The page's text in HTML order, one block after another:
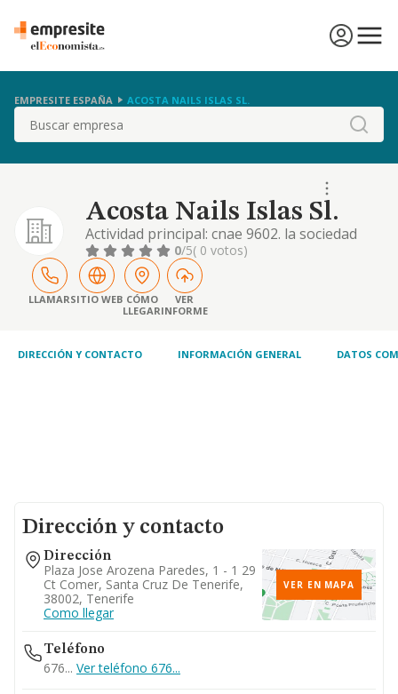
EMPRESITE ESPAÑA ACOSTA NAILS ISLAS SL.
Buscar
Acosta Nails Islas Sl.
Actividad principal: cnae 9602. la sociedad
tiene por objeto la instalación y explotación
de todo tipo de centros de belleza, estética y
peluquería, así como la venta de todo tipo de
productos relacionados con lo expresado.
otras actividades: la instalación y explotación
0/5( 0 votos)
LLAMARSITIO WEB CÓMO
LLEGAR
VER
INFORME
DIRECCIÓN Y CONTACTO INFORMACIÓN GENERAL DATOS
Dirección y contacto
Dirección
Plaza Jose Arozena Paredes, 1 - 1 29
Ct Comer, Santa Cruz De Tenerife,
38002, Tenerife
Como llegar
VER EN MAPA
Teléfono
676... Ver teléfono 676...